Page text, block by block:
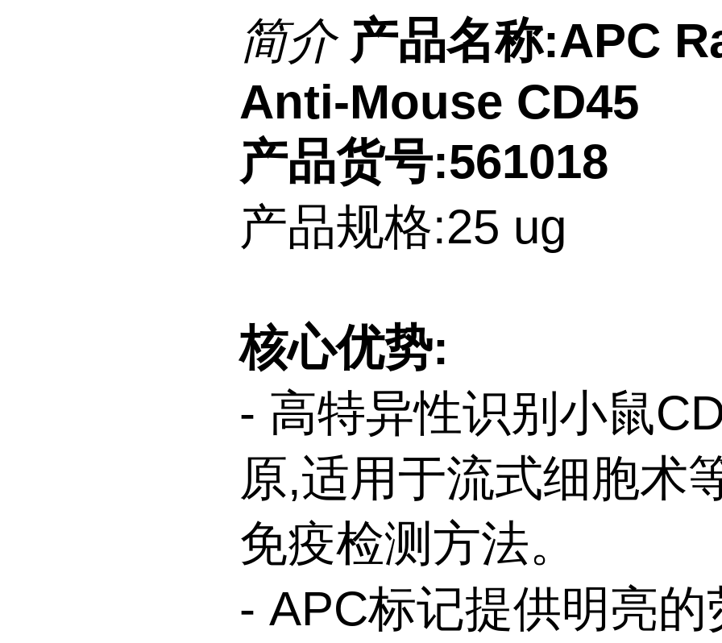
简介 产品名称:APC
Anti-Mouse CD45
产品货号:561018
产品规格:25 ug
核心优势:
- 高特异性识别小鼠
原,适用于流式细胞术
免疫检测方法。
- APC标记提供明亮的